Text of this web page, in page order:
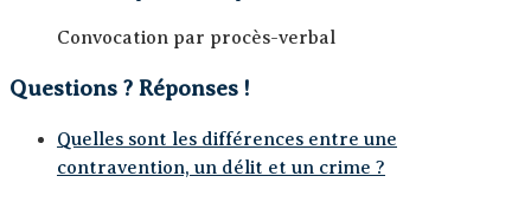
Convocation par procès-verbal
Questions ? Réponses !
Quelles sont les différences entre une
contravention, un délit et un crime ?